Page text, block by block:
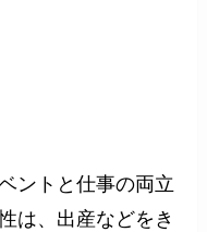
ントと仕事の両立
は、出産などをき